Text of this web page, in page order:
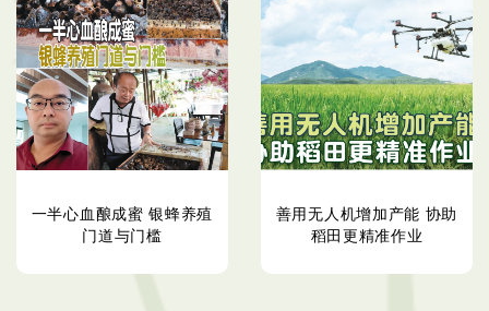
一半心血酿成蜜 银蜂养殖
门道与门槛
善用无人机增加产能 协助
稻田更精准作业